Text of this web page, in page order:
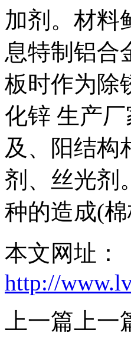
加剂。材料
息特制铝合
板时作为除
化锌 生产
及、阳结构
剂、丝光剂
种的造成(
本文网址：
http://
上一篇上一